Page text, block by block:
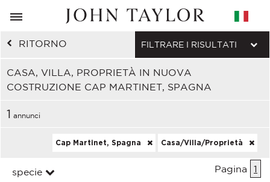
RITORNO
CASA, VILLA, PROPRIETÀ IN NUOVA
COSTRUZIONE CAP MARTINET, SPAGNA
FILTRARE I RISULTATI
1 annunci
Cap Martinet, Spagna Casa/Villa/Proprietà
specie Pagina 1